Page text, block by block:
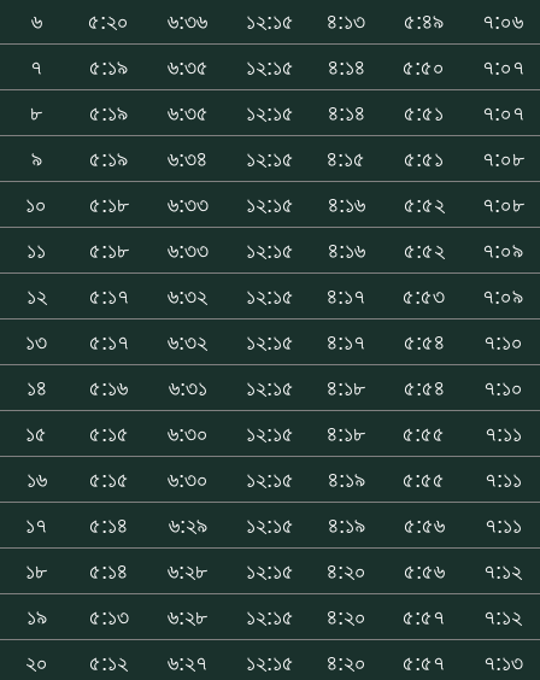
৬
৫:২০ ৬:৩৬ ১২:১৫ ৪:১৩ ৫:৪৯
৭:০৬
৭
৫:১৯ ৬:৩৫ ১২:১৫ ৪:১৪ ৫:৫০
৭:০৭
৮
৫:১৯ ৬:৩৫ ১২:১৫ ৪:১৪ ৫:৫১
৭:০৭
৯
৫:১৯ ৬:৩৪ ১২:১৫ ৪:১৫ ৫:৫১
৭:০৮
১০
৫:১৮ ৬:৩৩ ১২:১৫ ৪:১৬ ৫:৫২
৭:০৮
১১
৫:১৮ ৬:৩৩ ১২:১৫ ৪:১৬ ৫:৫২
৭:০৯
১২
৫:১৭ ৬:৩২ ১২:১৫ ৪:১৭ ৫:৫৩
৭:০৯
১৩
৫:১৭ ৬:৩২ ১২:১৫ ৪:১৭ ৫:৫৪
৭:১০
১৪
৫:১৬ ৬:৩১ ১২:১৫ ৪:১৮ ৫:৫৪
৭:১০
১৫
৫:১৫ ৬:৩০ ১২:১৫ ৪:১৮ ৫:৫৫
৭:১১
১৬
৫:১৫ ৬:৩০ ১২:১৫ ৪:১৯ ৫:৫৫
৭:১১
১৭
৫:১৪ ৬:২৯ ১২:১৫ ৪:১৯ ৫:৫৬
৭:১১
১৮
৫:১৪ ৬:২৮ ১২:১৫ ৪:২০ ৫:৫৬
৭:১২
১৯
৫:১৩ ৬:২৮ ১২:১৫ ৪:২০ ৫:৫৭
৭:১২
২০
৫:১২ ৬:২৭ ১২:১৫ ৪:২০ ৫:৫৭
৭:১৩